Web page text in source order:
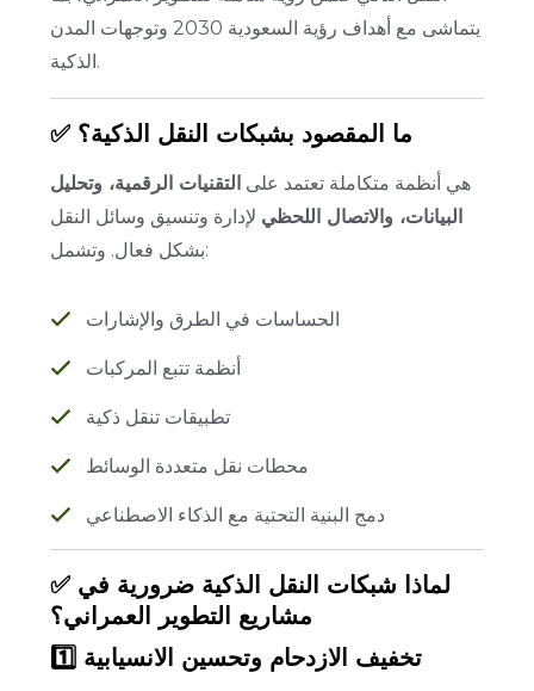
يتماشى مع أهداف رؤية السعودية 2030 وتوجهات المدن
الذكية.
✅ ما المقصود بشبكات النقل الذكية؟
هي أنظمة متكاملة تعتمد على التقنيات الرقمية، وتحليل
البيانات، والاتصال اللحظي لإدارة وتنسيق وسائل النقل
بشكل فعال. وتشمل:
الحساسات في الطرق والإشارات
أنظمة تتبع المركبات
تطبيقات تنقل ذكية
محطات نقل متعددة الوسائط
دمج البنية التحتية مع الذكاء الاصطناعي
✅ لماذا شبكات النقل الذكية ضرورية في
مشاريع التطوير العمراني؟
1️⃣ تخفيف الازدحام وتحسين الانسيابية